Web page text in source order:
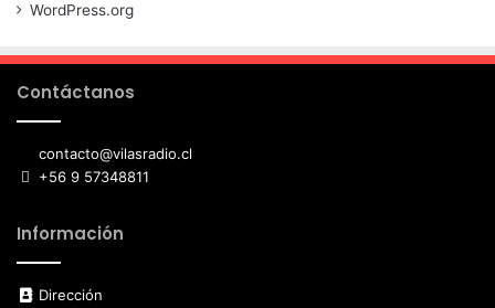
WordPress.org
Contáctanos
contacto@vilasradio.cl
+56 9 57348811
Información
Dirección